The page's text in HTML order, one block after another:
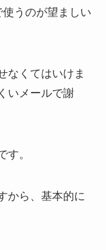
うのが望ましい
なくてはいけま
いメールで謝
す。
から、基本的に